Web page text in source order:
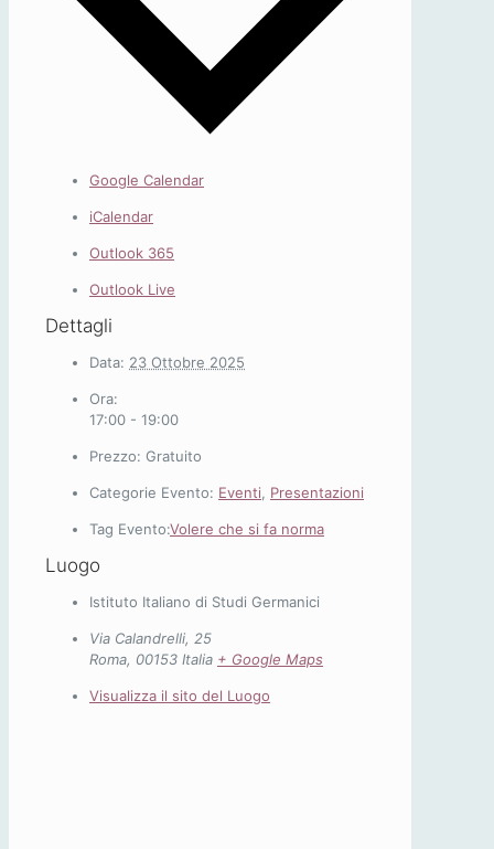
Google Calendar
iCalendar
Outlook 365
Outlook Live
Dettagli
Data: 23 Ottobre 2025
Ora:
17:00 - 19:00
Prezzo: Gratuito
Categorie Evento: Eventi, Presentazioni
Tag Evento:Volere che si fa norma
Luogo
Istituto Italiano di Studi Germanici
Via Calandrelli, 25
Roma, 00153 Italia + Google Maps
Visualizza il sito del Luogo